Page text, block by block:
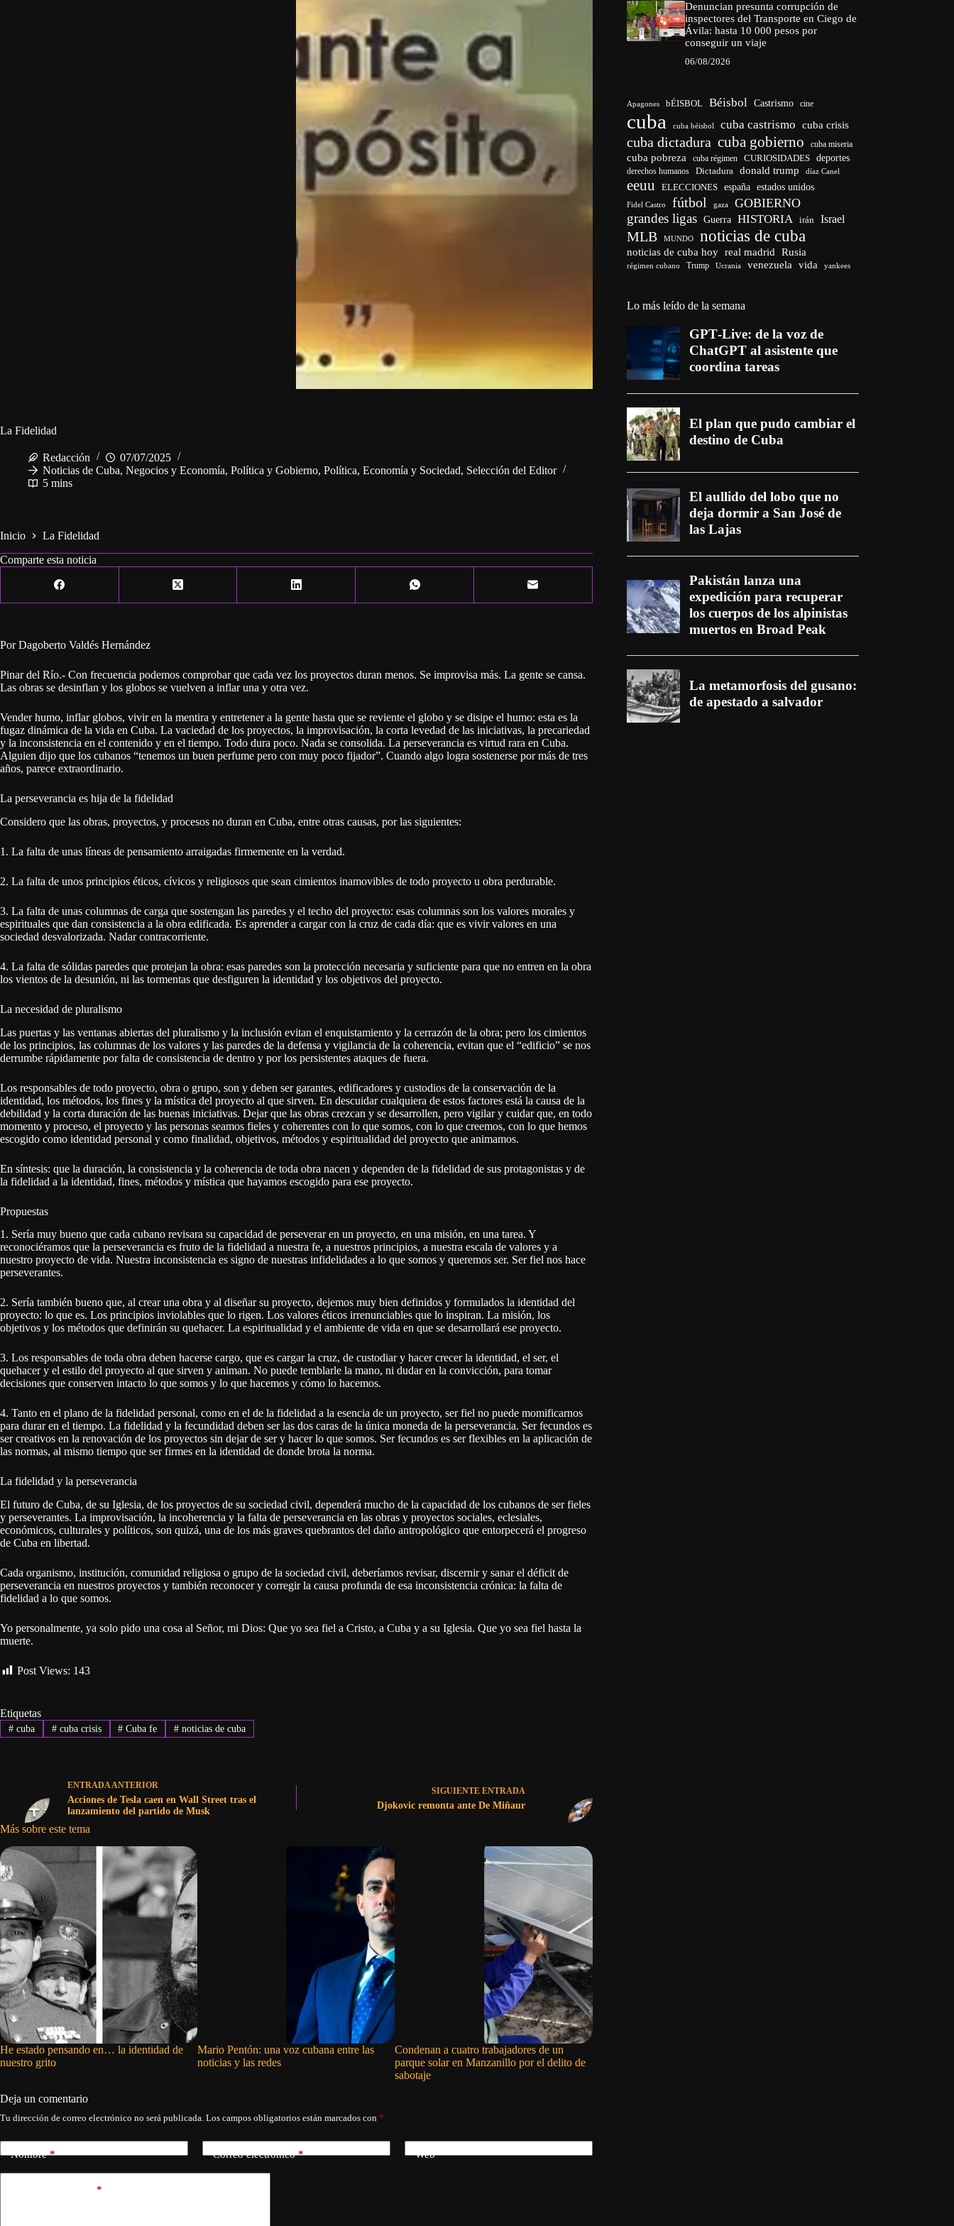
La Fidelidad
Redacción
07/07/2025
Noticias de Cuba, Negocios y Economía, Política y Gobierno, Política, Economía y Sociedad, Selección del Editor
5 mins
Inicio
La Fidelidad
Comparte esta noticia
Por Dagoberto Valdés Hernández
Pinar del Río.- Con frecuencia podemos comprobar que cada vez los proyectos duran menos. Se improvisa más. La gente se cansa.
Las obras se desinflan y los globos se vuelven a inflar una y otra vez.
Vender humo, inflar globos, vivir en la mentira y entretener a la gente hasta que se reviente el globo y se disipe el humo: esta es la
fugaz dinámica de la vida en Cuba. La vaciedad de los proyectos, la improvisación, la corta levedad de las iniciativas, la precariedad
y la inconsistencia en el contenido y en el tiempo. Todo dura poco. Nada se consolida. La perseverancia es virtud rara en Cuba.
Alguien dijo que los cubanos “tenemos un buen perfume pero con muy poco fijador”. Cuando algo logra sostenerse por más de tres
años, parece extraordinario.
La perseverancia es hija de la fidelidad
Considero que las obras, proyectos, y procesos no duran en Cuba, entre otras causas, por las siguientes:
1. La falta de unas líneas de pensamiento arraigadas firmemente en la verdad.
2. La falta de unos principios éticos, cívicos y religiosos que sean cimientos inamovibles de todo proyecto u obra perdurable.
3. La falta de unas columnas de carga que sostengan las paredes y el techo del proyecto: esas columnas son los valores morales y
espirituales que dan consistencia a la obra edificada. Es aprender a cargar con la cruz de cada día: que es vivir valores en una
sociedad desvalorizada. Nadar contracorriente.
4. La falta de sólidas paredes que protejan la obra: esas paredes son la protección necesaria y suficiente para que no entren en la obra
los vientos de la desunión, ni las tormentas que desfiguren la identidad y los objetivos del proyecto.
La necesidad de pluralismo
Las puertas y las ventanas abiertas del pluralismo y la inclusión evitan el enquistamiento y la cerrazón de la obra; pero los cimientos
de los principios, las columnas de los valores y las paredes de la defensa y vigilancia de la coherencia, evitan que el “edificio” se nos
derrumbe rápidamente por falta de consistencia de dentro y por los persistentes ataques de fuera.
Los responsables de todo proyecto, obra o grupo, son y deben ser garantes, edificadores y custodios de la conservación de la
identidad, los métodos, los fines y la mística del proyecto al que sirven. En descuidar cualquiera de estos factores está la causa de la
debilidad y la corta duración de las buenas iniciativas. Dejar que las obras crezcan y se desarrollen, pero vigilar y cuidar que, en todo
momento y proceso, el proyecto y las personas seamos fieles y coherentes con lo que somos, con lo que creemos, con lo que hemos
escogido como identidad personal y como finalidad, objetivos, métodos y espiritualidad del proyecto que animamos.
En síntesis: que la duración, la consistencia y la coherencia de toda obra nacen y dependen de la fidelidad de sus protagonistas y de
la fidelidad a la identidad, fines, métodos y mística que hayamos escogido para ese proyecto.
Propuestas
1. Sería muy bueno que cada cubano revisara su capacidad de perseverar en un proyecto, en una misión, en una tarea. Y
reconociéramos que la perseverancia es fruto de la fidelidad a nuestra fe, a nuestros principios, a nuestra escala de valores y a
nuestro proyecto de vida. Nuestra inconsistencia es signo de nuestras infidelidades a lo que somos y queremos ser. Ser fiel nos hace
perseverantes.
2. Sería también bueno que, al crear una obra y al diseñar su proyecto, dejemos muy bien definidos y formulados la identidad del
proyecto: lo que es. Los principios inviolables que lo rigen. Los valores éticos irrenunciables que lo inspiran. La misión, los
objetivos y los métodos que definirán su quehacer. La espiritualidad y el ambiente de vida en que se desarrollará ese proyecto.
3. Los responsables de toda obra deben hacerse cargo, que es cargar la cruz, de custodiar y hacer crecer la identidad, el ser, el
quehacer y el estilo del proyecto al que sirven y animan. No puede temblarle la mano, ni dudar en la convicción, para tomar
decisiones que conserven intacto lo que somos y lo que hacemos y cómo lo hacemos.
4. Tanto en el plano de la fidelidad personal, como en el de la fidelidad a la esencia de un proyecto, ser fiel no puede momificarnos
para durar en el tiempo. La fidelidad y la fecundidad deben ser las dos caras de la única moneda de la perseverancia. Ser fecundos es
ser creativos en la renovación de los proyectos sin dejar de ser y hacer lo que somos. Ser fecundos es ser flexibles en la aplicación de
las normas, al mismo tiempo que ser firmes en la identidad de donde brota la norma.
La fidelidad y la perseverancia
El futuro de Cuba, de su Iglesia, de los proyectos de su sociedad civil, dependerá mucho de la capacidad de los cubanos de ser fieles
y perseverantes. La improvisación, la incoherencia y la falta de perseverancia en las obras y proyectos sociales, eclesiales,
económicos, culturales y políticos, son quizá, una de los más graves quebrantos del daño antropológico que entorpecerá el progreso
de Cuba en libertad.
Cada organismo, institución, comunidad religiosa o grupo de la sociedad civil, deberíamos revisar, discernir y sanar el déficit de
perseverancia en nuestros proyectos y también reconocer y corregir la causa profunda de esa inconsistencia crónica: la falta de
fidelidad a lo que somos.
Yo personalmente, ya solo pido una cosa al Señor, mi Dios: Que yo sea fiel a Cristo, a Cuba y a su Iglesia. Que yo sea fiel hasta la
muerte.
Post Views: 143
Etiquetas
#cuba #cuba crisis # Cuba fe # noticias de cuba
ENTRADAANTERIOR
Acciones de Tesla caen en Wall Street tras el
lanzamiento del partido de Musk
SIGUIENTE ENTRADA
Djokovic remonta ante De Miñaur
Más sobre este tema
He estado pensando en… la identidad de
nuestro grito
Mario Pentón: una voz cubana entre las
noticias y las redes
Condenan a cuatro trabajadores de un
parque solar en Manzanillo por el delito de
sabotaje
Deja un comentario
Tu dirección de correo electrónico no será publicada. Los campos obligatorios están marcados con *
Nombre* Correo electrónico* Web
*
Denuncian presunta corrupción de
inspectores del Transporte en Ciego de
Ávila: hasta 10 000 pesos por
conseguir un viaje
06/08/2026
Apagones bÉISBOL Béisbol Castrismo cine
cuba cuba béisbol cuba castrismo cuba crisis
cuba dictadura cuba gobierno cuba miseria
cuba pobreza cuba régimen CURIOSIDADES deportes
derechos humanos Dictadura donald trump díaz Canel
eeuu ELECCIONES españa estados unidos
Fidel Castro fútbol gaza GOBIERNO
grandes ligas Guerra HISTORIA irán Israel
MLB MUNDO noticias de cuba
noticias de cuba hoy real madrid Rusia
régimen cubano Trump Ucrania venezuela vida yankees
Lo más leído de la semana